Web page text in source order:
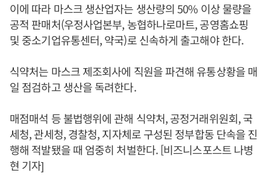
이에 따라 마스크 생산업자는 생산량의 50% 이상 물량을
공적 판매처(우정사업본부, 농협하나로마트, 공영홈쇼핑
및 중소기업유통센터, 약국)로 신속하게 출고해야 한다.
식약처는 마스크 제조회사에 직원을 파견해 유통상황을 매
일 점검하고 생산을 독려한다.
매점매석 등 불법행위에 관해 식약처, 공정거래위원회, 국
세청, 관세청, 경찰청, 지자체로 구성된 정부합동 단속을 진
행해 적발됐을 때 엄중히 처벌한다. [비즈니스포스트 나병
현 기자]